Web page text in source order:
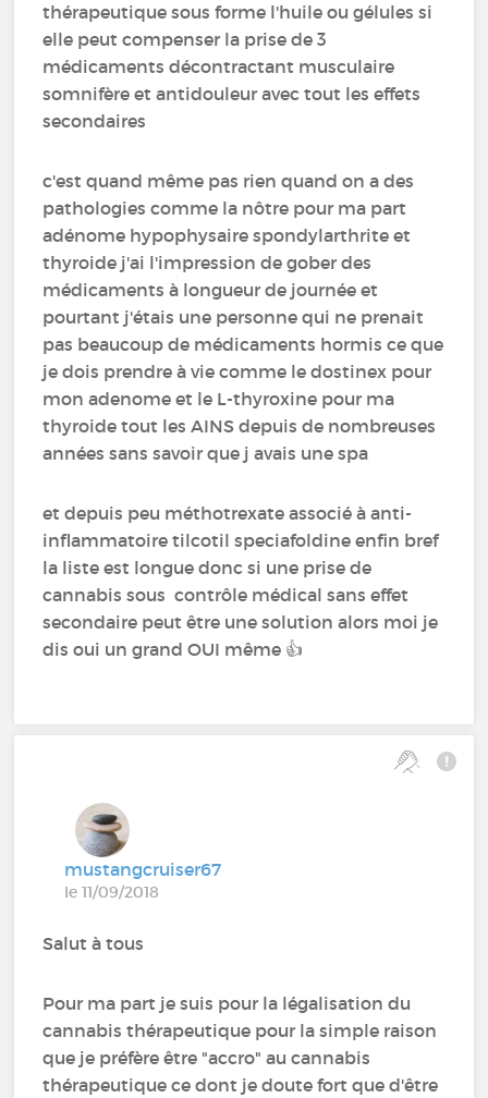
thérapeutique sous forme l'huile ou gélules si
elle peut compenser la prise de 3
médicaments décontractant musculaire
somnifère et antidouleur avec tout les effets
secondaires
c'est quand même pas rien quand on a des
pathologies comme la nôtre pour ma part
adénome hypophysaire spondylarthrite et
thyroide j'ai l'impression de gober des
médicaments à longueur de journée et
pourtant j'étais une personne qui ne prenait
pas beaucoup de médicaments hormis ce que
je dois prendre à vie comme le dostinex pour
mon adenome et le L-thyroxine pour ma
thyroide tout les AINS depuis de nombreuses
années sans savoir que j avais une spa
et depuis peu méthotrexate associé à anti-
inflammatoire tilcotil speciafoldine enfin bref
la liste est longue donc si une prise de
cannabis sous contrôle médical sans effet
secondaire peut être une solution alors moi je
dis oui un grand OUI même 👍
mustangcruiser67
le 11/09/2018
Salut à tous
Pour ma part je suis pour la légalisation du
cannabis thérapeutique pour la simple raison
que je préfère être "accro" au cannabis
thérapeutique ce dont je doute fort que d'être